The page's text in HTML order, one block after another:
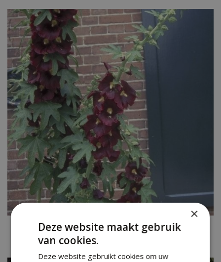
Stokroos
Alcea ficifolia 'Donkerrood'
×
Deze website maakt gebruik
van cookies.
Deze website gebruikt cookies om uw